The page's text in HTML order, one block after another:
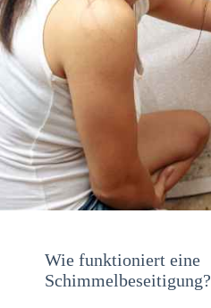
Wie funktioniert eine
Schimmelbeseitigung?